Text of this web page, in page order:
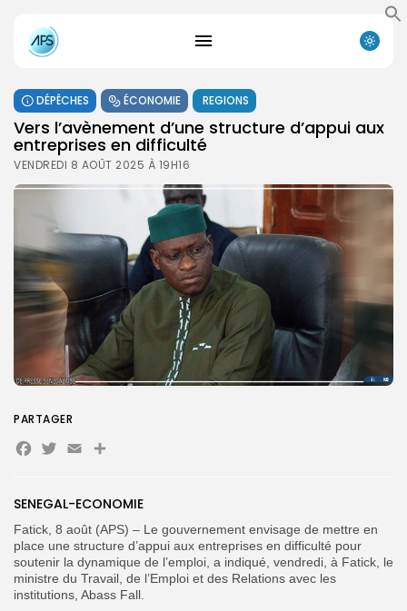
DÉPÊCHES ÉCONOMIE REGIONS
Vers l’avènement d’une structure d’appui aux
entreprises en difficulté
VENDREDI 8 AOÛT 2025 À 19H16
SENEGAL-ECONOMIE
Fatick, 8 août (APS) – Le gouvernement envisage de mettre en
place une structure d’appui aux entreprises en difficulté pour
soutenir la dynamique de l’emploi, a indiqué, vendredi, à Fatick, le
ministre du Travail, de l’Emploi et des Relations avec les
institutions, Abass Fall.
PARTAGER
Facebook
Twitter
EmailPartager